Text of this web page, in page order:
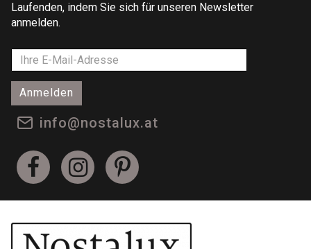
Laufenden, indem Sie sich für unseren Newsletter
anmelden.
Anmelden
info@nostalux.at